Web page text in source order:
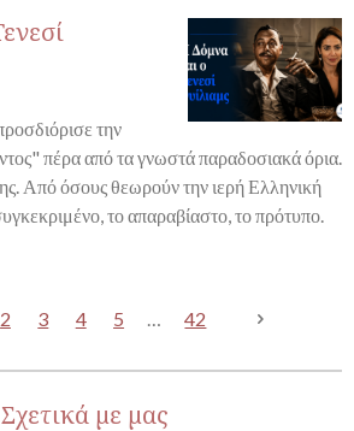
την
πέρα από τα γνωστά παραδοσιακά όρια.
Από όσους θεωρούν την ιερή Ελληνική
το απαραβίαστο, το πρότυπο.
2 3 4 5 42
Σχετικά με μας